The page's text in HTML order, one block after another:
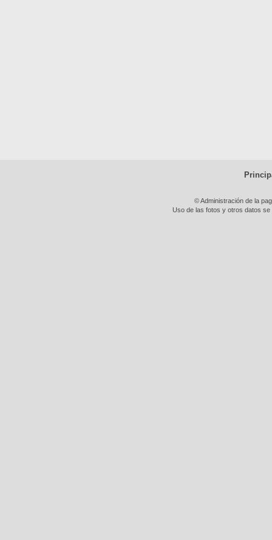
© Administración de la
Uso de las fotos y otros datos